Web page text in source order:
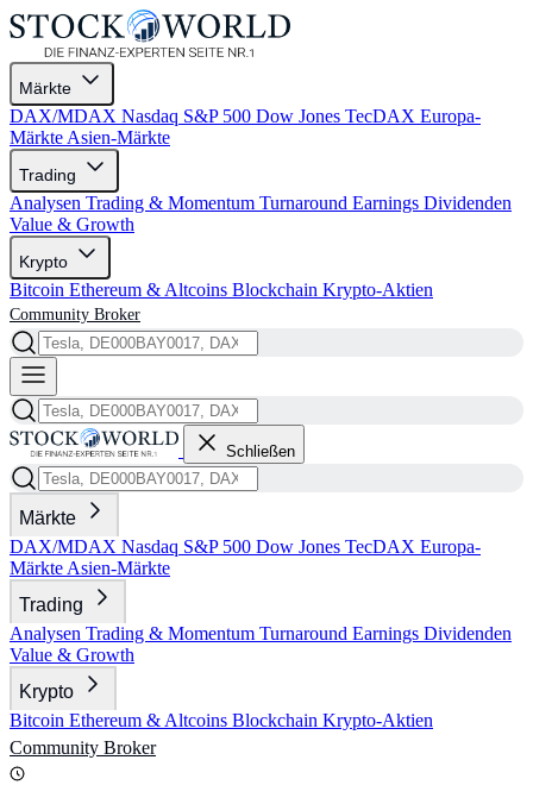
Märkte
DAX/MDAX Nasdaq S&P 500 Dow Jones TecDAX Europa-
Märkte Asien-Märkte
Trading
Analysen Trading & Momentum Turnaround Earnings Dividenden
Value & Growth
Krypto
Bitcoin Ethereum & Altcoins Blockchain Krypto-Aktien
Community Broker
Schließen
Märkte
DAX/MDAX Nasdaq S&P 500 Dow Jones TecDAX Europa-
Märkte Asien-Märkte
Trading
Analysen Trading & Momentum Turnaround Earnings Dividenden
Value & Growth
Krypto
Bitcoin Ethereum & Altcoins Blockchain Krypto-Aktien
Community Broker